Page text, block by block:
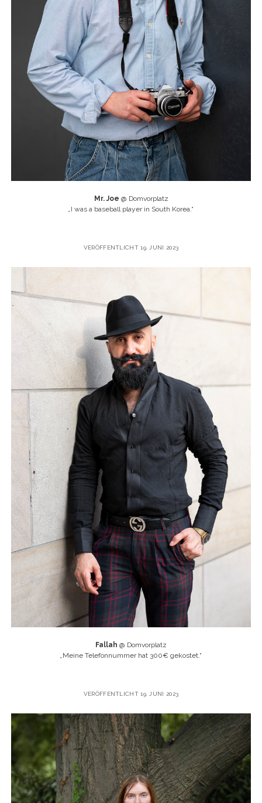
Mr. Joe @ Domvorplatz
I was a baseball player in South Korea.“
VERÖFFENTLICHT 19. JUNI 2023
Fallah @ Domvorplatz
Meine Telefonnummer hat 300€ gekostet.“
VERÖFFENTLICHT 19. JUNI 2023